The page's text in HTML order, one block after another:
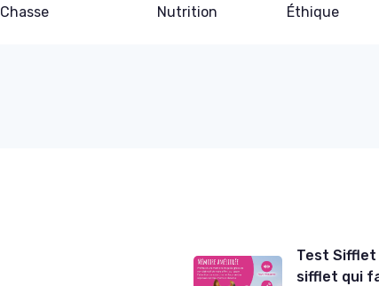
Chasse
Nutrition
Éthique
Test Sifflet
sifflet qui